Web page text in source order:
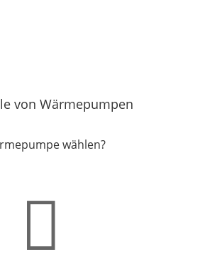
von Wärmepumpen
wählen?
